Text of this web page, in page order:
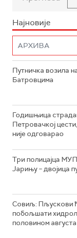
Најновије
Путничка возила
Батровцима
Годишњица
Петровачкој
није одговарао
Три полицајца
Јарињу – двојица
Совиљ: Пљускови
побољшати
половином